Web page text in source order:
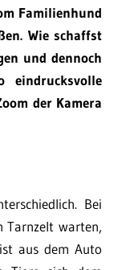
Familienhund
Wie schaffst
und dennoch
eindrucksvolle
der Kamera
Bei
Tarnzelt warten,
aus dem Auto